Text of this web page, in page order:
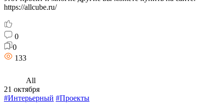
https://allcube.ru/
0
0
133
All
21 октября
#Интерьерный #Проекты